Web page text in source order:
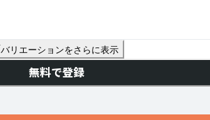
バリエーションをさらに表示
無料で登録